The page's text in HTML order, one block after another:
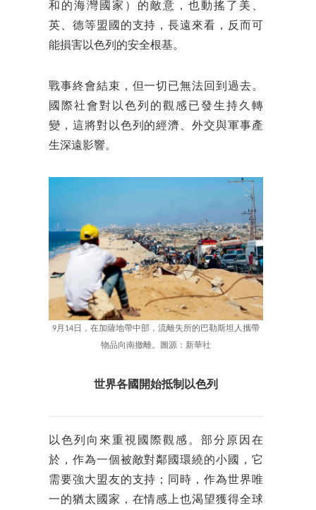
和的海灣國家）的敵意，也動搖了美、
英、德等盟國的支持，長遠來看，反而可
能損害以色列的安全根基。
戰事終會結束，但一切已無法回到過去。
國際社會對以色列的觀感已發生持久轉
變，這將對以色列的經濟、外交與軍事產
生深遠影響。
9月14日，在加薩地帶中部，流離失所的巴勒斯坦人攜帶
物品向南撤離。圖源：新華社
世界各國開始抵制以色列
以色列向來重視國際觀感。部分原因在
於，作為一個被敵對鄰國環繞的小國，它
需要強大盟友的支持；同時，作為世界唯
一的猶太國家，在情感上也渴望獲得全球